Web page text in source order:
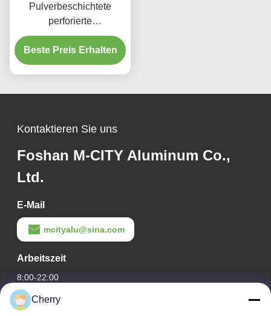
Pulverbeschichtete
perforierte
Aluminiumplatte mit
benutzerdefinierten RAL-
Farben und
Mustern für
Beste Preis Erhalten
Kontaktieren Sie uns
Foshan M-CITY Aluminum Co.,
Ltd.
E-Mail
mcityalu@sina.com
Arbeitszeit
8:00-22:00
Unsere Adresse
Cherry